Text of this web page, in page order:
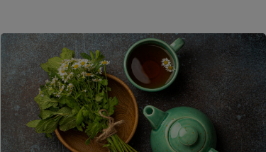
koncentrację, aby cieszyć się lepszą wydajnością
umysłową.